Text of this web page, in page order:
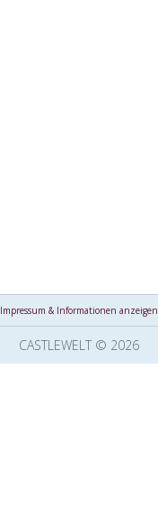
Impressum & Informationen anzeigen
CASTLEWELT © 2026